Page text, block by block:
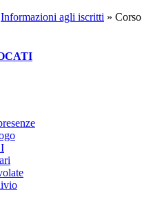
Informazioni agli iscritti » Corso